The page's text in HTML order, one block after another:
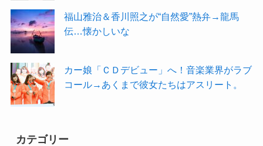
福山雅治＆香川照之が“自然愛”熱弁→龍馬
伝…懐かしいな
カー娘「ＣＤデビュー」へ！音楽業界がラブ
コール→あくまで彼女たちはアスリート。
カテゴリー